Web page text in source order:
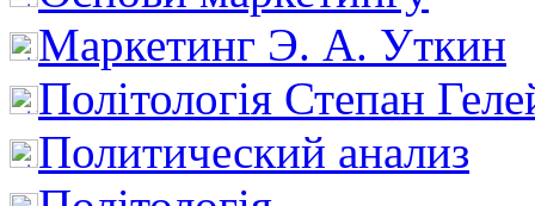
Маркетинг Э. А. Уткин
Політологія Степан
Политический анализ